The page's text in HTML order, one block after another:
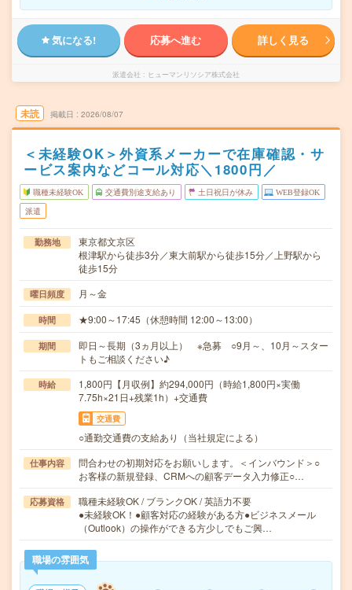
気になる! 応募へ進む 詳しく見る
派遣会社 ヒューマンリソシア株式会社
未読 掲載日 2026/08/07
＜未経験OK＞外資系メーカーで在庫確認・サ
ービス案内などコール対応＼1800円／
職種未経験OK 交通費別途支給あり 土日祝日が休み WEB登録OK
派遣
勤務地
東京都文京区
根津駅から徒歩3分／東大前駅から徒歩15分／上野駅から
徒歩15分
曜日頻度 月～金
時間 ★9:00～17:45（休憩時間 12:00～13:00）
期間
即日～長期（3ヵ月以上） ※急募 ○9月～、10月～スター
トもご相談ください♪
時給
1,800円【月収例】約294,000円（時給1,800円×実働
7.75h×21日+残業1h）+交通費
交通費
○通勤交通費の支給あり（当社規定による）
仕事内容
問合わせの初期対応をお願いします。＜インバウンド＞○
お客様の新規登録、CRMへの顧客データ入力修正○…
応募資格
職種未経験OK / ブランクOK / 英語力不要
●未経験OK！●顧客対応の経験がある方●ビジネスメール
（Outlook）の操作ができる方少しでもご興…
職場の雰囲気